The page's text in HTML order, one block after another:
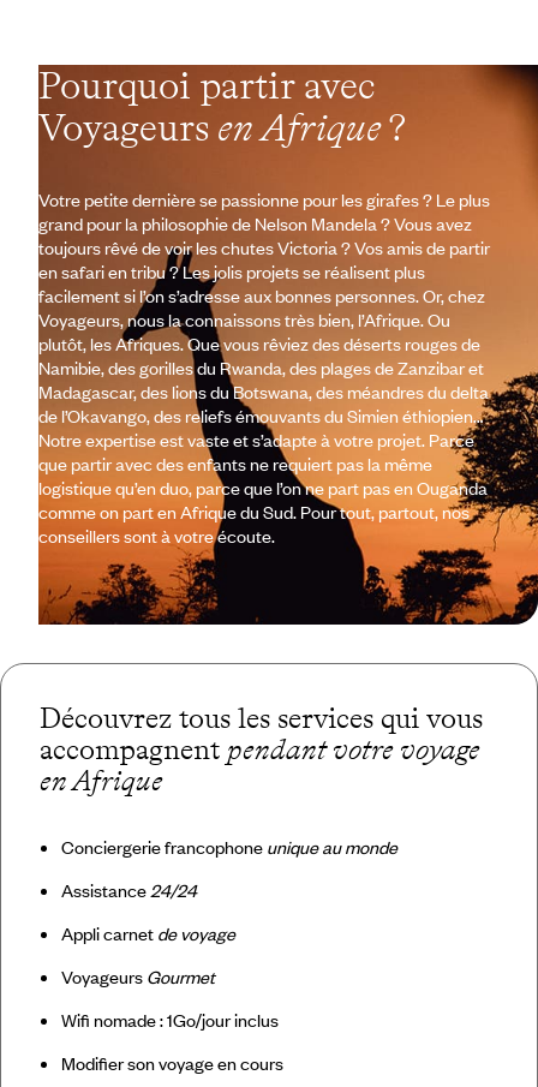
Pourquoi partir avec
Voyageurs en Afrique?
Votre petite dernière se passionne pour les girafes ? Le plus
grand pour la philosophie de Nelson Mandela ? Vous avez
toujours rêvé de voir les chutes Victoria ? Vos amis de partir
en safari en tribu ? Les jolis projets se réalisent plus
facilement si l’on s’adresse aux bonnes personnes. Or, chez
Voyageurs, nous la connaissons très bien, l’Afrique. Ou
plutôt, les Afriques. Que vous rêviez des déserts rouges de
Namibie, des gorilles du Rwanda, des plages de Zanzibar et
Madagascar, des lions du Botswana, des méandres du delta
de l’Okavango, des reliefs émouvants du Simien éthiopien…
Notre expertise est vaste et s’adapte à votre projet. Parce
que partir avec des enfants ne requiert pas la même
logistique qu’en duo, parce que l’on ne part pas en Ouganda
comme on part en Afrique du Sud. Pour tout, partout, nos
conseillers sont à votre écoute.
Découvrez tous les services qui vous
accompagnent pendant votre voyage
en Afrique
Conciergerie francophone unique au monde
Assistance 24/24
Appli carnet de voyage
Voyageurs Gourmet
Wifi nomade : 1Go/jour inclus
Modifier son voyage en cours